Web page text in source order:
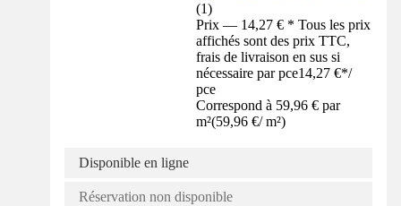
(1)
Prix — 14,27 € * Tous les prix
affichés sont des prix TTC,
frais de livraison en sus si
nécessaire par pce14,27 €*/
pce
Correspond à 59,96 € par
m²(59,96 €/ m²)
Disponible en ligne
Réservation non disponible